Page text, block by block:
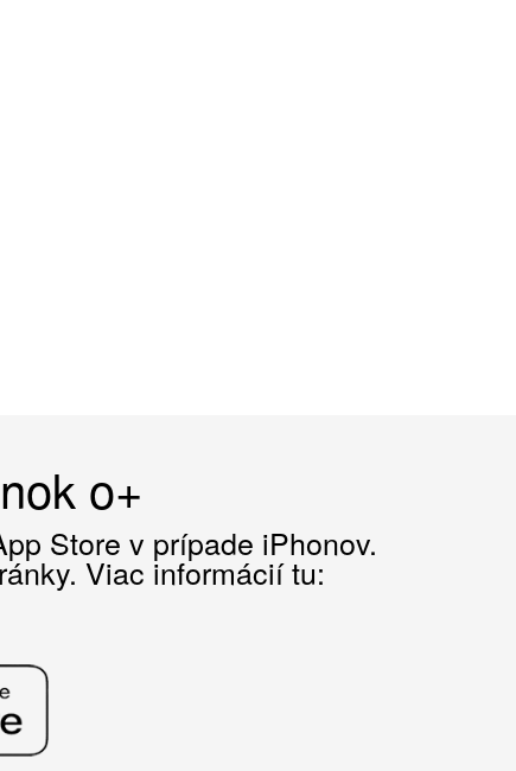
o+
Store v prípade iPhonov.
Viac informácií tu: